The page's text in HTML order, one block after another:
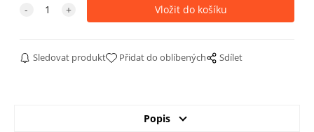
Sledovat produkt Přidat do oblíbených Sdílet
Popis